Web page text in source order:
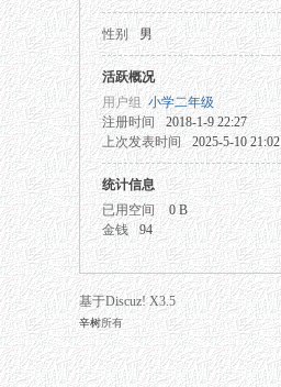
秘
网
性别 男
活跃概况
用户组 小学二年级
注册时间
2018-1-9 22:27
上次发表时间
2025-5-10 21:02
统计信息
已用空间
0 B
金钱
94
基于Discuz! X3.5
辛树所有